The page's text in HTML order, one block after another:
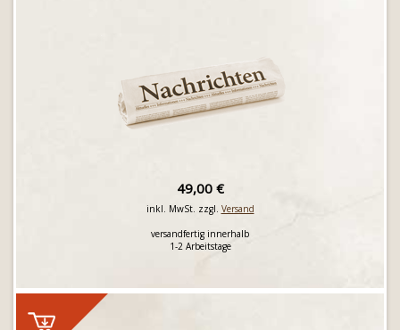
49,00 €
inkl. MwSt. zzgl. Versand
versandfertig innerhalb
1-2 Arbeitstage